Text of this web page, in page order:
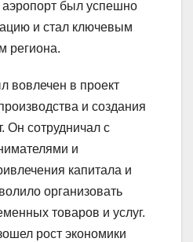
аэропорт был успешно
и стал ключевым
региона.
вовлечен в проект
и создания
Он сотрудничал с
и
капитала и
организовать
товаров и услуг.
рост экономики